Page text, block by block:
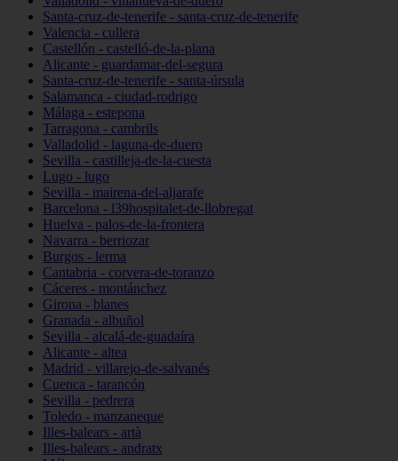
Santa-cruz-de-tenerife - santa-cruz-de-tenerife
Valencia - cullera
Castellón - castelló-de-la-plana
Alicante - guardamar-del-segura
Santa-cruz-de-tenerife - santa-úrsula
Salamanca - ciudad-rodrigo
Málaga - estepona
Tarragona - cambrils
Valladolid - laguna-de-duero
Sevilla - castilleja-de-la-cuesta
Lugo - lugo
Sevilla - mairena-del-aljarafe
Barcelona - l39hospitalet-de-llobregat
Huelva - palos-de-la-frontera
Navarra - berriozar
Burgos - lerma
Cantabria - corvera-de-toranzo
Cáceres - montánchez
Girona - blanes
Granada - albuñol
Sevilla - alcalá-de-guadaíra
Alicante - altea
Madrid - villarejo-de-salvanés
Cuenca - tarancón
Sevilla - pedrera
Toledo - manzaneque
Illes-balears - artà
Illes-balears - andratx